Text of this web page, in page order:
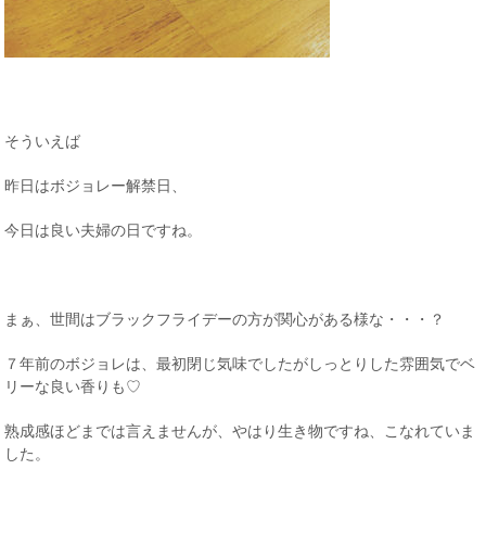
そういえば
昨日はボジョレー解禁日、
今日は良い夫婦の日ですね。
まぁ、世間はブラックフライデーの方が関心がある様な・・・？
７年前のボジョレは、最初閉じ気味でしたがしっとりした雰囲気でベ
リーな良い香りも♡
熟成感ほどまでは言えませんが、やはり生き物ですね、こなれていま
した。